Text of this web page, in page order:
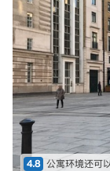
您可以在预订后的7
责任。超过7天后，
部租赁责任，公寓方
开始日期已开始，您
c. 如果已经入住了房
公寓方可能同意允许
1) 可以寻找合适的
的租赁协议，条款
户）;
2) 您退租时至少还
4.8 公寓环境还可